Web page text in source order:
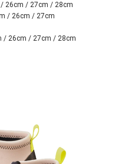
26cm / 27cm / 28cm
/ 27cm
/ 27cm / 28cm